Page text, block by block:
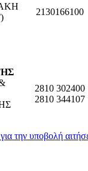
)
2130166100
2810 302400
2810 344107